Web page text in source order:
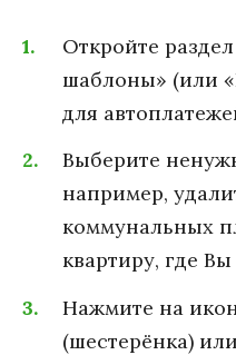
Откройте
шаблоны» (или
для
Выберите
например,
коммунальных
квартиру, где
Нажмите на
(шестерёнка)